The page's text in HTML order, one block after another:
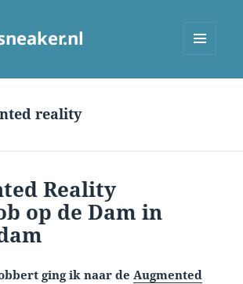
reality
Reality
op de Dam in
ging ik naar deAugmented